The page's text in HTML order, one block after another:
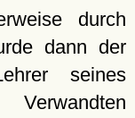
durch
dann der
seines